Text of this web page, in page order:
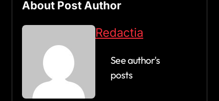
About Post Author
Redactia
See author's
posts